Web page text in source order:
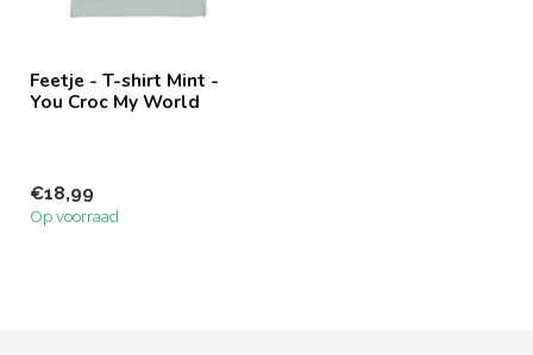
Feetje - T-shirt Mint -
You Croc My World
€18,99
Op voorraad